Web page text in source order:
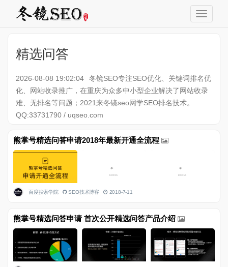
精选问答
2026-08-08 19:02:04
冬镜SEO专注SEO优化、关键词排名优
化、网站收录推广，在重庆为众多中小型企业解决了网站收录
难、无排名等问题；2021来冬镜seo网学SEO排名技术。
QQ:33731790 / uqseo.com
熊掌号精选问答申请2018年最新开通全流程
百度搜索学院 SEO技术博客 2018-7-11
熊掌号精选问答申请 首次公开精选问答产品介绍